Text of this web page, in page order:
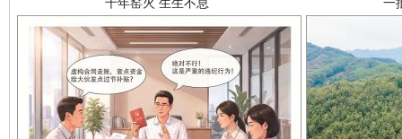
揭开“小金库”的免责幌子